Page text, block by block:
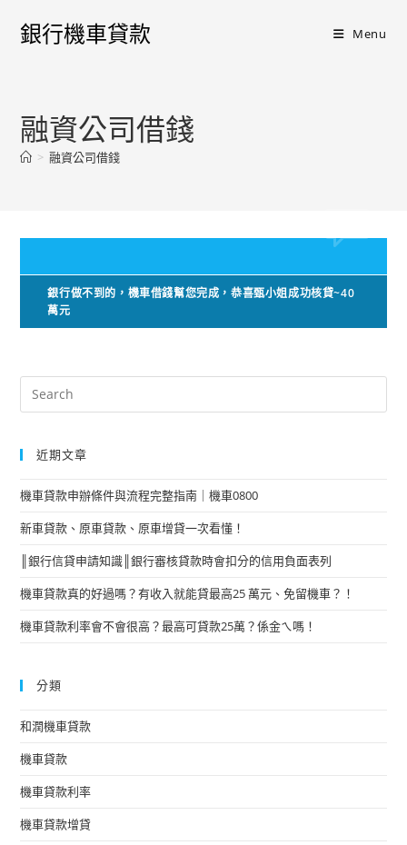
銀行機車貸款 Menu
融資公司借錢
> 融資公司借錢
銀行做不到的，機車借錢幫您完成，恭喜甄小姐成功核貸~40
萬元
近期文章
機車貸款申辦條件與流程完整指南｜機車0800
新車貸款、原車貸款、原車增貸一次看懂！
║銀行信貸申請知識║銀行審核貸款時會扣分的信用負面表列
機車貸款真的好過嗎？有收入就能貸最高25 萬元、免留機車？！
機車貸款利率會不會很高？最高可貸款25萬？係金ㄟ嗎！
分類
和潤機車貸款
機車貸款
機車貸款利率
機車貸款增貸